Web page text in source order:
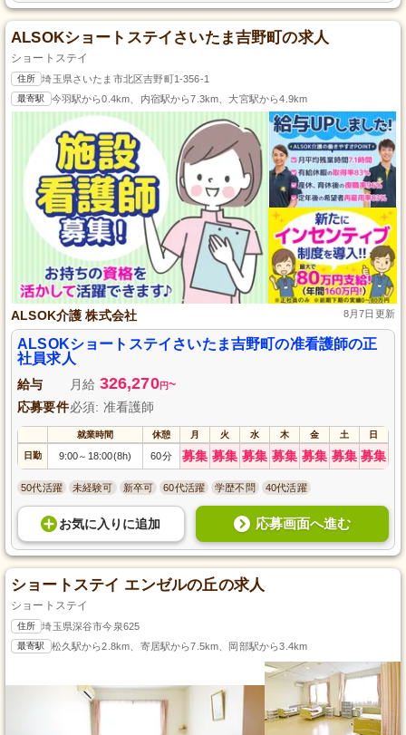
ALSOKショートステイさいたま吉野町の求人
ショートステイ
住所 埼玉県さいたま市北区吉野町1-356-1
最寄駅 今羽駅から0.4km、内宿駅から7.3km、大宮駅から4.9km
ALSOK介護 株式会社 8月7日更新
ALSOKショートステイさいたま吉野町の准看護師の正
社員求人
給与 月給 326,270円~
応募要件必須: 准看護師
就業時間 休憩 月 火 水 木 金 土 日
日勤 9:00～ 18:00(8h) 60分 募集 募集 募集 募集 募集 募集 募集
50代活躍 未経験可 新卒可 60代活躍 学歴不問 40代活躍
お気に入り に追加 応募画面へ進む
ショートステイ エンゼルの丘の求人
ショートステイ
住所 埼玉県深谷市今泉625
最寄駅 松久駅から2.8km、寄居駅から7.5km、岡部駅から3.4km